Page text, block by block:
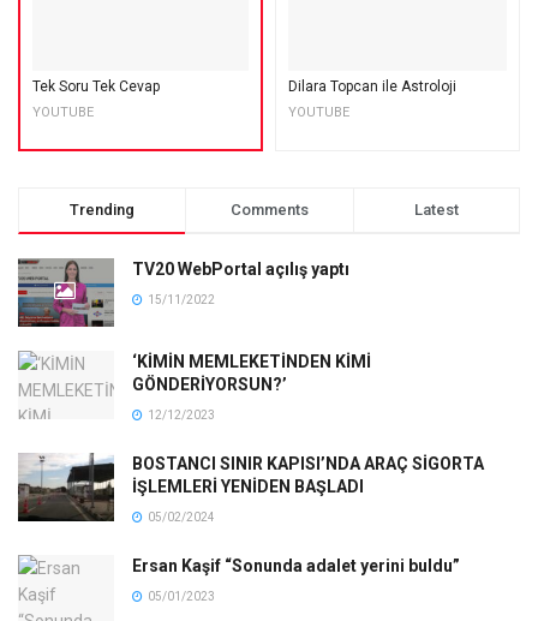
Tek Soru Tek Cevap
YOUTUBE
Dilara Topcan ile Astroloji
YOUTUBE
Trending Comments Latest
TV20 WebPortal açılış yaptı
15/11/2022
‘KİMİN MEMLEKETİNDEN KİMİ
GÖNDERİYORSUN?’
12/12/2023
BOSTANCI SINIR KAPISI’NDA ARAÇ SİGORTA
İŞLEMLERİ YENİDEN BAŞLADI
05/02/2024
Ersan Kaşif “Sonunda adalet yerini buldu”
05/01/2023